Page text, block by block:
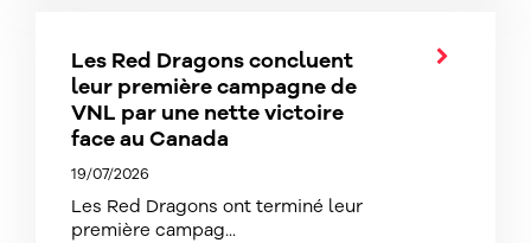
Les Red Dragons concluent
leur première campagne de
VNL par une nette victoire
face au Canada
19/07/2026
Les Red Dragons ont terminé leur
première campag...